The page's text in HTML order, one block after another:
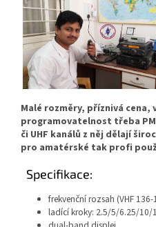
Malé rozměry, příznivá cena,
programovatelnost třeba
či UHF kanálů z něj dělají
pro amatérské tak profi
Specifikace:
frekvenční rozsah (VHF
ladící kroky: 2.5/5/6.25/10/